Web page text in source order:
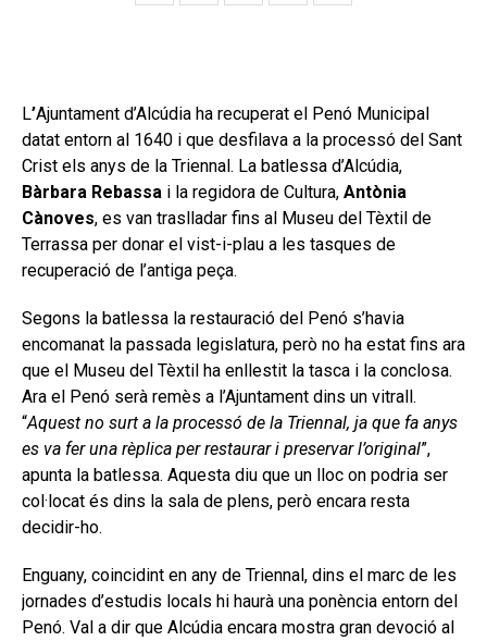
L’Ajuntament d’Alcúdia ha recuperat el Penó Municipal
datat entorn al 1640 i que desfilava a la processó del Sant
Crist els anys de la Triennal. La batlessa d’Alcúdia,
Bàrbara Rebassa i la regidora de Cultura, Antònia
Cànoves, es van traslladar fins al Museu del Tèxtil de
Terrassa per donar el vist-i-plau a les tasques de
recuperació de l’antiga peça.
Segons la batlessa la restauració del Penó s’havia
encomanat la passada legislatura, però no ha estat fins ara
que el Museu del Tèxtil ha enllestit la tasca i la conclosa.
Ara el Penó serà remès a l’Ajuntament dins un vitrall.
“Aquest no surt a la processó de la Triennal, ja que fa anys
es va fer una rèplica per restaurar i preservar l’original”,
apunta la batlessa. Aquesta diu que un lloc on podria ser
col·locat és dins la sala de plens, però encara resta
decidir-ho.
Enguany, coincidint en any de Triennal, dins el marc de les
jornades d’estudis locals hi haurà una ponència entorn del
Penó. Val a dir que Alcúdia encara mostra gran devoció al